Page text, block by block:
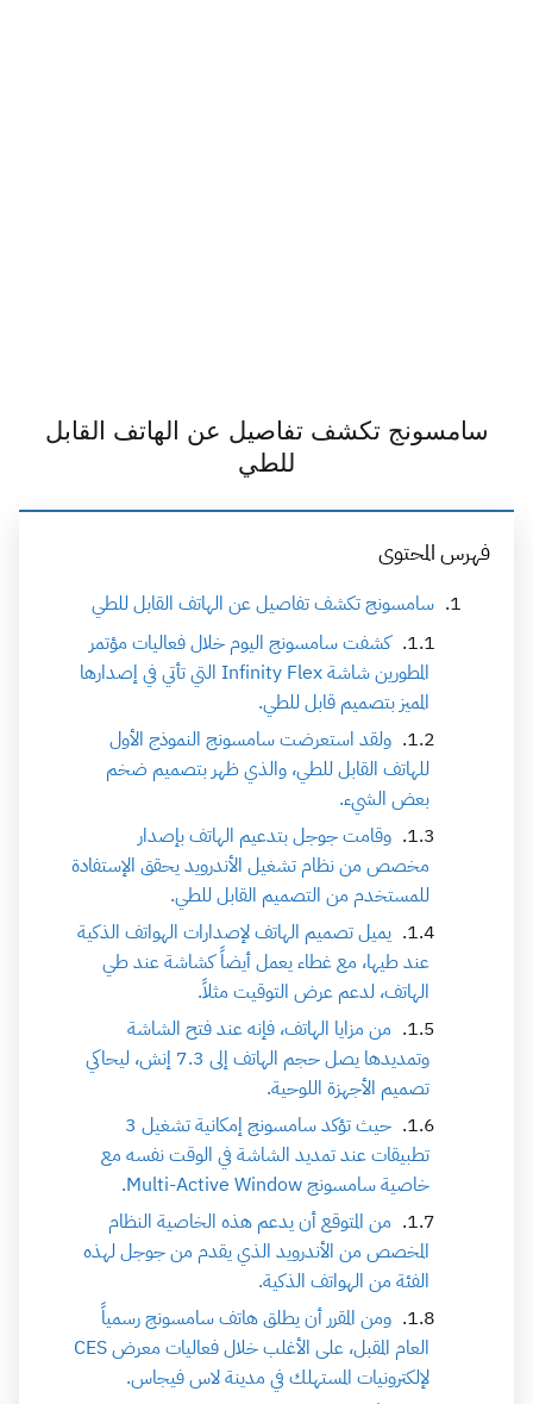
سامسونج تكشف تفاصيل عن الهاتف القابل
للطي
فهرس المحتوى
سامسونج تكشف تفاصيل عن الهاتف القابل للطي
كشفت سامسونج اليوم خلال فعاليات مؤتمر
المطورين شاشة Infinity Flex التي تأتي في إصدارها
المميز بتصميم قابل للطي.
ولقد استعرضت سامسونج النموذج الأول
للهاتف القابل للطي، والذي ظهر بتصميم ضخم
بعض الشيء.
وقامت جوجل بتدعيم الهاتف بإصدار
مخصص من نظام تشغيل الأندرويد يحقق الإستفادة
للمستخدم من التصميم القابل للطي.
يميل تصميم الهاتف لإصدارات الهواتف الذكية
عند طيها، مع غطاء يعمل أيضاً كشاشة عند طي
الهاتف، لدعم عرض التوقيت مثلاً.
من مزايا الهاتف، فإنه عند فتح الشاشة
وتمديدها يصل حجم الهاتف إلى 7.3 إنش، ليحاكي
تصميم الأجهزة اللوحية.
حيث تؤكد سامسونج إمكانية تشغيل 3
تطبيقات عند تمديد الشاشة في الوقت نفسه مع
خاصية سامسونج Multi-Active Window.
من المتوقع أن يدعم هذه الخاصية النظام
المخصص من الأندرويد الذي يقدم من جوجل لهذه
الفئة من الهواتف الذكية.
ومن المقرر أن يطلق هاتف سامسونج رسمياً
العام المقبل، على الأغلب خلال فعاليات معرض CES
لإلكترونيات المستهلك في مدينة لاس فيجاس.